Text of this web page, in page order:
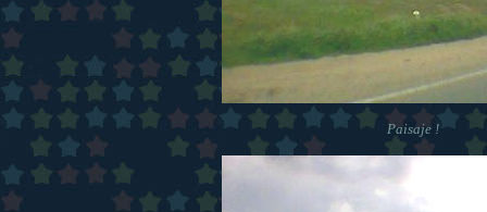
Paisaje !